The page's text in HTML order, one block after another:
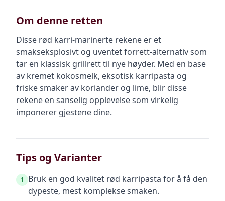
Om denne retten
Disse rød karri-marinerte rekene er et
smakseksplosivt og uventet forrett-alternativ som
tar en klassisk grillrett til nye høyder. Med en base
av kremet kokosmelk, eksotisk karripasta og
friske smaker av koriander og lime, blir disse
rekene en sanselig opplevelse som virkelig
imponerer gjestene dine.
Tips og Varianter
1
Bruk en god kvalitet rød karripasta for å få den
dypeste, mest komplekse smaken.